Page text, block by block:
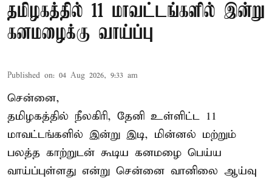
தமிழகத்தில் 11 மாவட்டங்களில் இன்று
கனமழைக்கு வாய்ப்பு
Published on: 04 Aug 2026, 9:33 am
சென்னை,
தமிழகத்தில் நீலகிரி, தேனி உள்ளிட்ட 11
மாவட்டங்களில் இன்று இடி, மின்னல் மற்றும்
பலத்த காற்றுடன் கூடிய கனமழை பெய்ய
வாய்ப்புள்ளது என்று சென்னை வானிலை ஆய்வு